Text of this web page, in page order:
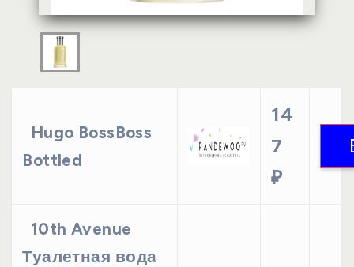
Hugo BossBoss
Bottled
14
7
₽
10th Avenue
Туалетная вода